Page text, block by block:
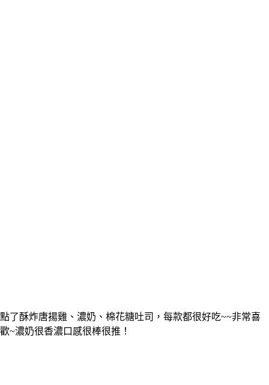
點了酥炸唐揚雞、濃奶、棉花糖吐司，每款都很好吃~~非常喜
歡~濃奶很香濃口感很棒很推！